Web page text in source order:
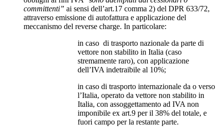
committenti” ai sensi dell’art.17 comma 2) del DPR 633/72,
attraverso emissione di autofattura e applicazione del
meccanismo del reverse charge. In particolare:
in caso di trasporto nazionale da parte di
vettore non stabilito in Italia (caso
stremamente raro), con applicazione
dell’IVA indetraibile al 10%;
in caso di trasporto internazionale da o verso
l’Italia, operato da vettore non stabilito in
Italia, con assoggettamento ad IVA non
imponibile ex art.9 per il 38% del totale, e
fuori campo per la restante parte.